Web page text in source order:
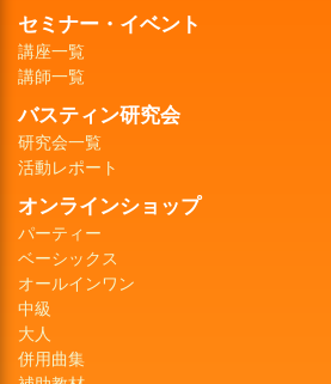
セミナー・イベント
講座一覧
講師一覧
バスティン研究会
研究会一覧
活動レポート
オンラインショップ
パーティー
ベーシックス
オールインワン
中級
大人
併用曲集